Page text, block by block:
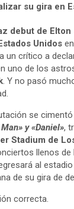
su gira en
debut de Elton
Unidos
un crítico a
uno de los
. Y no pasó
se
y «Daniel»,
Stadium de
llenos de
al
de su gira de
correcta.